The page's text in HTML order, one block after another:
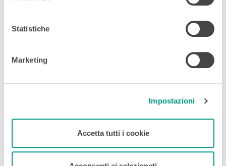
Statistiche
Marketing
Impostazioni
Accetta tutti i cookie
Le nostre offerte
Scegli la più adatta alle tue
esigenze!
Offerta Centralino
Virtuale VoIP